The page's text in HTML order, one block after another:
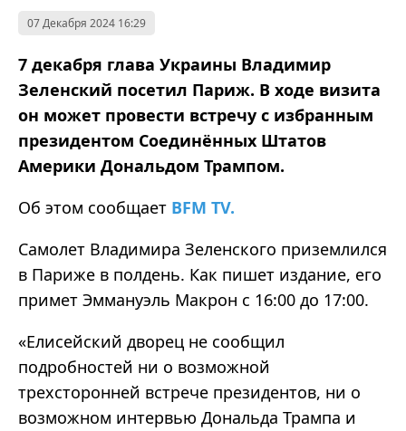
07 Декабря 2024 16:29
7 декабря глава Украины Владимир
Зеленский посетил Париж. В ходе визита
он может провести встречу с избранным
президентом Соединённых Штатов
Америки Дональдом Трампом.
Об этом сообщает BFM TV.
Самолет Владимира Зеленского приземлился
в Париже в полдень. Как пишет издание, его
примет Эммануэль Макрон с 16:00 до 17:00.
«Елисейский дворец не сообщил
подробностей ни о возможной
трехсторонней встрече президентов, ни о
возможном интервью Дональда Трампа и